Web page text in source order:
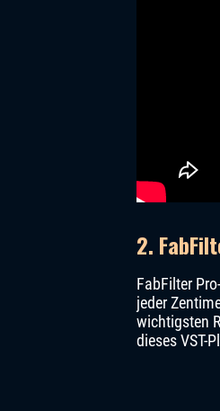
2.
FabFilter
jeder
wichtigsten
dieses VST-